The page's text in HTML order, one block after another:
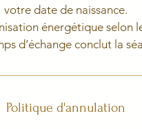
votre date de naissance.
énergétique selon
Politique d'annulation